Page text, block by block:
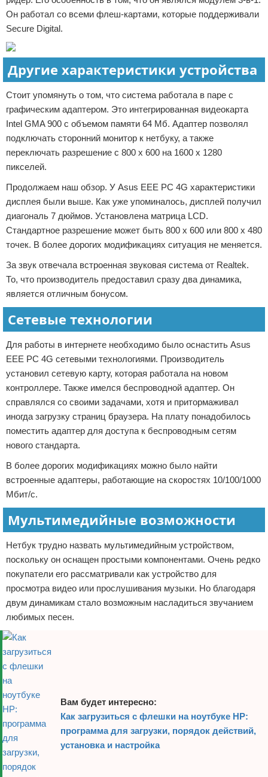
Он работал со всеми флеш-картами, которые поддерживали
Secure Digital.
Другие характеристики устройства
Стоит упомянуть о том, что система работала в паре с
графическим адаптером. Это интегрированная видеокарта
Intel GMA 900 с объемом памяти 64 Мб. Адаптер позволял
подключать сторонний монитор к нетбуку, а также
переключать разрешение с 800 х 600 на 1600 х 1280
пикселей.
Продолжаем наш обзор. У Asus EEE PC 4G характеристики
дисплея были выше. Как уже упоминалось, дисплей получил
диагональ 7 дюймов. Установлена матрица LCD.
Стандартное разрешение может быть 800 х 600 или 800 х 480
точек. В более дорогих модификациях ситуация не меняется.
За звук отвечала встроенная звуковая система от Realtek.
То, что производитель предоставил сразу два динамика,
является отличным бонусом.
Сетевые технологии
Для работы в интернете необходимо было оснастить Asus
EEE PC 4G сетевыми технологиями. Производитель
установил сетевую карту, которая работала на новом
контроллере. Также имелся беспроводной адаптер. Он
справлялся со своими задачами, хотя и притормаживал
иногда загрузку страниц браузера. На плату понадобилось
поместить адаптер для доступа к беспроводным сетям
нового стандарта.
В более дорогих модификациях можно было найти
встроенные адаптеры, работающие на скоростях 10/100/1000
Мбит/с.
Мультимедийные возможности
Нетбук трудно назвать мультимедийным устройством,
поскольку он оснащен простыми компонентами. Очень редко
покупатели его рассматривали как устройство для
просмотра видео или прослушивания музыки. Но благодаря
двум динамикам стало возможным насладиться звучанием
любимых песен.
Вам будет интересно:
Как загрузиться с флешки на ноутбуке HP:
программа для загрузки, порядок действий,
установка и настройка